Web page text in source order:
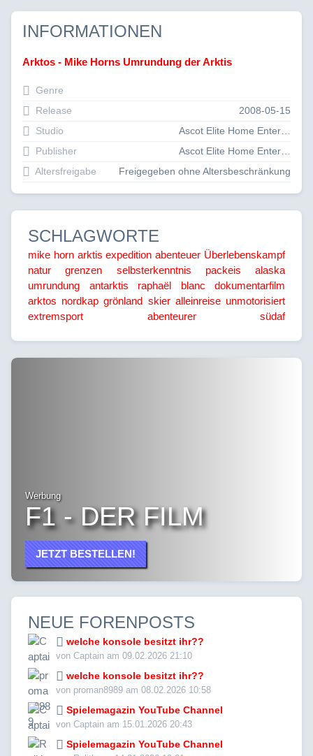
INFORMATIONEN
Arktos - Mike Horns Umrundung der Arktis
Genre
Release
2008-05-15
Studio
Publisher
Altersfreigabe
Freigegeben ohne Altersbeschränkung
SCHLAGWORTE
mike horn arktis expedition abenteuer Überlebenskampf
natur
grenzen selbsterkenntnis packeis
alaska
umrundung
antarktis raphaël blanc
dokumentarfilm
arktos nordkap grönland skier alleinreise unmotorisiert
extremsport
abenteurer südaf
Werbung
F1 - DER FILM
JETZT BESTELLEN!
NEUE FORENPOSTS
welche konsole besitzt ihr??
von Captain am 09.02.2026 21:10
welche konsole besitzt ihr??
von proman8989 am 08.02.2026 10:58
Spielemagazin YouTube Channel
von Captain am 15.01.2026 20:43
Spielemagazin YouTube Channel